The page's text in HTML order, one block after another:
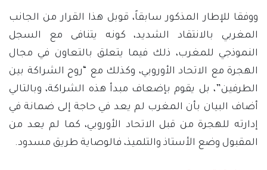
ووفقا للإطار المذكور سابقاً، قوبل هذا القرار من الجانب
المغربي بالانتقاد الشديد، كونه يتنافى مع السجل
النموذجي للمغرب، ذلك فيما يتعلق بالتعاون في مجال
الهجرة مع الاتحاد الأوروبي، وكذلك مع “روح الشراكة بين
الطرفين”، بل يقوم بإضعاف مبدأ هذه الشراكة، وبالتالي
أضاف البيان بأن المغرب لم يعد في حاجة إلى ضمانة في
إدارته للهجرة من قبل الاتحاد الأوروبي، كما لم يعد من
المقبول وضع الأستاذ والتلميذ، فالوصاية طريق مسدود.